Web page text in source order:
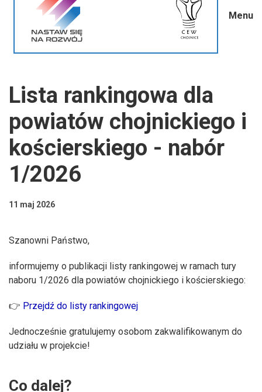
Menu
Lista rankingowa dla
powiatów chojnickiego i
kościerskiego - nabór
1/2026
11 maj 2026
Szanowni Państwo,
informujemy o publikacji listy rankingowej w ramach tury
naboru 1/2026 dla powiatów chojnickiego i kościerskiego:
👉 Przejdź do listy rankingowej
Jednocześnie gratulujemy osobom zakwalifikowanym do
udziału w projekcie!
Co dalej?